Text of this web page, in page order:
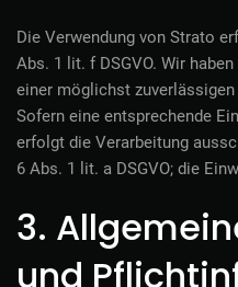
Die Verwendung von Strato
Abs. 1 lit. f DSGVO. Wir
einer möglichst
Sofern eine entsprechende
erfolgt die Verarbeitung
6 Abs. 1 lit. a DSGVO; die
3.
und